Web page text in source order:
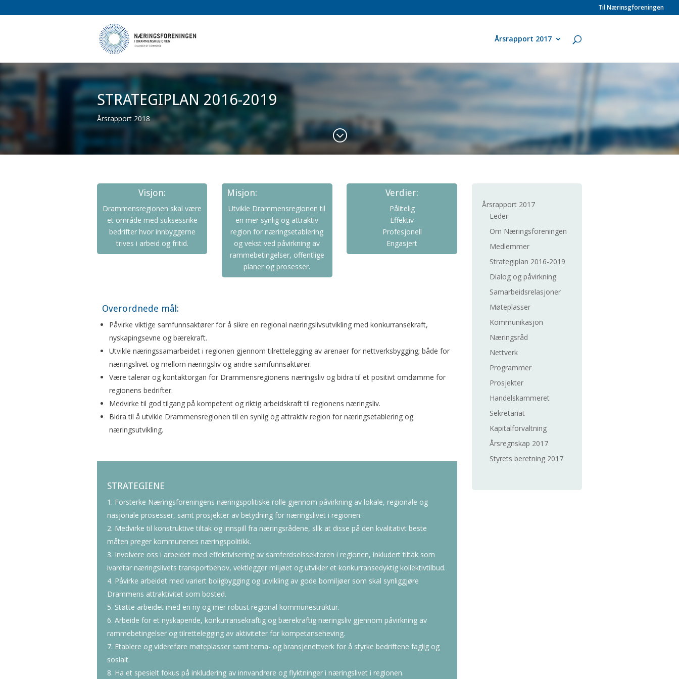
Til Nærinsgforeningen
Årsrapport 2017
STRATEGIPLAN 2016-2019
Årsrapport 2018
;
Visjon:
Drammensregionen skal være
et område med suksessrike
bedrifter hvor innbyggerne
trives i arbeid og fritid.
Misjon:
Utvikle Drammensregionen til
en mer synlig og attraktiv
region for næringsetablering
og vekst ved påvirkning av
rammebetingelser, offentlige
planer og prosesser.
Verdier:
Pålitelig
Effektiv
Profesjonell
Engasjert
Overordnede mål:
Påvirke viktige samfunnsaktører for å sikre en regional næringslivsutvikling med konkurransekraft,
nyskapingsevne og bærekraft.
Utvikle næringssamarbeidet i regionen gjennom tilrettelegging av arenaer for nettverksbygging; både for
næringslivet og mellom næringsliv og andre samfunnsaktører.
Være talerør og kontaktorgan for Drammensregionens næringsliv og bidra til et positivt omdømme for
regionens bedrifter.
Medvirke til god tilgang på kompetent og riktig arbeidskraft til regionens næringsliv.
Bidra til å utvikle Drammensregionen til en synlig og attraktiv region for næringsetablering og
næringsutvikling.
STRATEGIENE
Forsterke Næringsforeningens næringspolitiske rolle gjennom påvirkning av lokale, regionale og
nasjonale prosesser, samt prosjekter av betydning for næringslivet i regionen.
Medvirke til konstruktive tiltak og innspill fra næringsrådene, slik at disse på den kvalitativt beste
måten preger kommunenes næringspolitikk.
Involvere oss i arbeidet med effektivisering av samferdselssektoren i regionen, inkludert tiltak som
ivaretar næringslivets transportbehov, vektlegger miljøet og utvikler et konkurransedyktig kollektivtilbud.
Påvirke arbeidet med variert boligbygging og utvikling av gode bomiljøer som skal synliggjøre
Drammens attraktivitet som bosted.
Støtte arbeidet med en ny og mer robust regional kommunestruktur.
Arbeide for et nyskapende, konkurransekraftig og bærekraftig næringsliv gjennom påvirkning av
rammebetingelser og tilrettelegging av aktiviteter for kompetanseheving.
Etablere og videreføre møteplasser samt tema- og bransjenettverk for å styrke bedriftene faglig og
sosialt.
Ha et spesielt fokus på inkludering av innvandrere og flyktninger i næringslivet i regionen.
Årsrapport 2017
Leder
Om Næringsforeningen
Medlemmer
Strategiplan 2016-2019
Dialog og påvirkning
Samarbeidsrelasjoner
Møteplasser
Kommunikasjon
Næringsråd
Nettverk
Programmer
Prosjekter
Handelskammeret
Sekretariat
Kapitalforvaltning
Årsregnskap 2017
Styrets beretning 2017